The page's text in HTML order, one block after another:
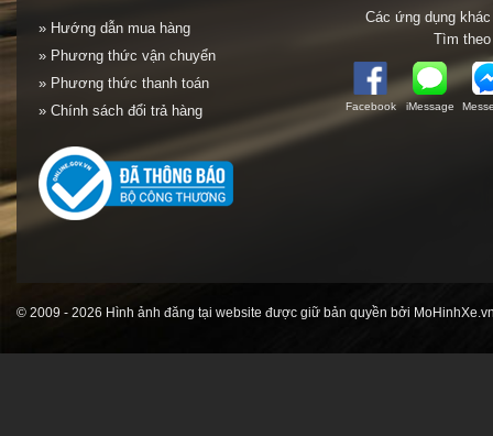
» Hướng dẫn mua hàng
» Phương thức vận chuyển
» Phương thức thanh toán
» Chính sách đổi trả hàng
Các ứng dụng
Tìm
Facebook iMessage
© 2009 - 2026 Hình ảnh đăng tại website được giữ bản quyền bởi